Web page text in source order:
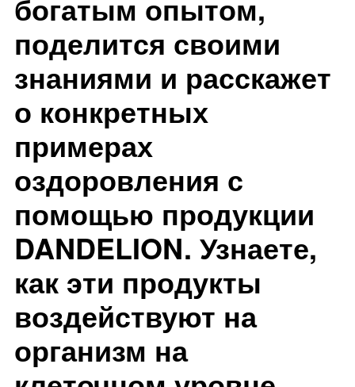
богатым опытом,
поделится своими
знаниями и расскажет
о конкретных
примерах
оздоровления с
помощью продукции
DANDELION. Узнаете,
как эти продукты
воздействуют на
организм на